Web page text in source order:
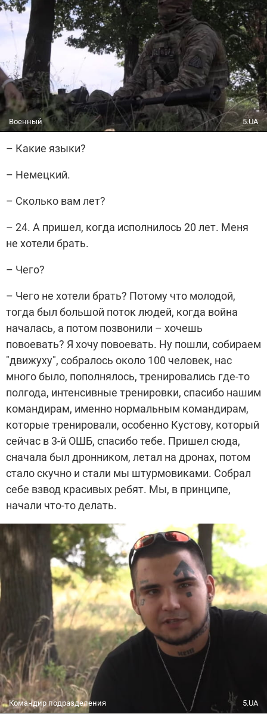
Военный 5.UA
– Какие языки?
– Немецкий.
– Сколько вам лет?
– 24. А пришел, когда исполнилось 20 лет. Меня
не хотели брать.
– Чего?
– Чего не хотели брать? Потому что молодой,
тогда был большой поток людей, когда война
началась, а потом позвонили – хочешь
повоевать? Я хочу повоевать. Ну пошли, собираем
"движуху", собралось около 100 человек, нас
много было, пополнялось, тренировались где-то
полгода, интенсивные тренировки, спасибо нашим
командирам, именно нормальным командирам,
которые тренировали, особенно Кустову, который
сейчас в 3-й ОШБ, спасибо тебе. Пришел сюда,
сначала был дронником, летал на дронах, потом
стало скучно и стали мы штурмовиками. Собрал
себе взвод красивых ребят. Мы, в принципе,
начали что-то делать.
Командир подразделения 5.UA